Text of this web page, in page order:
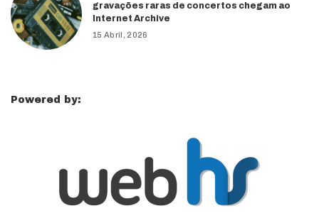
gravações raras de concertos chegam ao
Internet Archive
15 Abril, 2026
Powered by: